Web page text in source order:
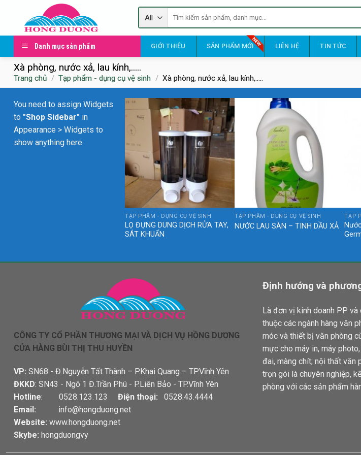
content
Tìm
Danh mục sản phẩm GIỚI THIỆU SẢN PHẨM MỚI LIÊN HỆ TIN TỨC
Xà phòng, nước xả, lau kính,.....
Trang chủ / Tạp phẩm - dụng cụ vệ sinh / Xà phòng, nước xả, lau kính,.....
You need to assign Widgets
to "Shop Sidebar" in
Appearance > Widgets to
show anything here
TẠP PHẨM - DỤNG CỤ VỆ SINH
LỌ ĐỰNG DUNG DỊCH RỬA TAY,
SÁT KHUẨN
TẠP PHẨM - DỤNG CỤ VỆ SINH
NƯỚC LAU SÀN – TINH DẦU XẢ
TẠP
CÔNG TY CỔ PHẦN THƯƠNG MẠI VÀ DỊCH VỤ HỒNG DƯƠNG
CỬA HÀNG BÙI THỊ THU HUYỀN
VP: SN68 - Đ.Nguyễn Tất Thành – P.Khai Quang – TP.Vĩnh Yên
ĐKKD: SN43 - Ngõ 1 Đ.Trần Phú - P.Liên Bảo - TP.Vĩnh Yên
Hotline: 0528.123.123 Điện thoại: 0528.43.4444
Email:
info@hongduong.net
Website: www.hongduong.net
Skybe: hongduongvy
Định hướng và
Là đơn vị kinh doanh PP
thuộc các ngành hàng văn
móc và thiết bị văn phòng
mực cho máy in, máy
đai, màng chít; nội thất văn
trọn gói là chuyên nghiệp,
phòng với các sản phẩm